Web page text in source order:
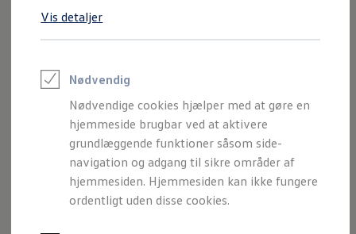
Vis detaljer
Nødvendig
Nødvendige cookies hjælper med at gøre en
hjemmeside brugbar ved at aktivere
grundlæggende funktioner såsom side-
navigation og adgang til sikre områder af
hjemmesiden. Hjemmesiden kan ikke fungere
ordentligt uden disse cookies.
Udregn din rækkevidde
Lær din ID. at kende
Varmepumpe
Energieffektivitet
Teaser Battery Regulation
Software og konnektivitet
ID. Software 6.0
ID.- softwareversioner og opdateringer
Grænseflader til din ID.
Køb og leasing
Lagerbiler til hurtig levering